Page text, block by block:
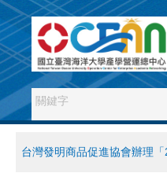
跳
到
主
要
內
容
區
台灣發明商品促進協會辦理「